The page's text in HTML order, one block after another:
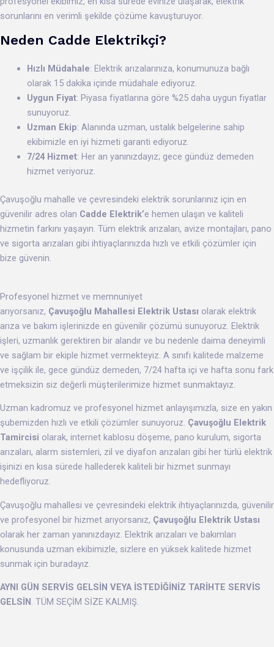
sorunlarını en verimli şekilde çözüme kavuşturuyor.
Neden Cadde Elektrikçi?
Hızlı Müdahale: Elektrik arızalarınıza, konumunuza bağlı
olarak 15 dakika içinde müdahale ediyoruz.
Uygun Fiyat: Piyasa fiyatlarına göre %25 daha uygun fiyatlar
sunuyoruz.
Uzman Ekip: Alanında uzman, ustalık belgelerine sahip
ekibimizle en iyi hizmeti garanti ediyoruz.
7/24 Hizmet: Her an yanınızdayız; gece gündüz demeden
hizmet veriyoruz.
Çavuşoğlu mahalle ve çevresindeki elektrik sorunlarınız için en
güvenilir adres olan Cadde Elektrik’e hemen ulaşın ve kaliteli
hizmetin farkını yaşayın. Tüm elektrik arızaları, avize montajları, pano
ve sigorta arızaları gibi ihtiyaçlarınızda hızlı ve etkili çözümler için
bize güvenin.
Profesyonel hizmet ve memnuniyet
arıyorsanız, Çavuşoğlu Mahallesi Elektrik Ustası olarak elektrik
arıza ve bakım işlerinizde en güvenilir çözümü sunuyoruz. Elektrik
işleri, uzmanlık gerektiren bir alandır ve bu nedenle daima deneyimli
ve sağlam bir ekiple hizmet vermekteyiz. A sınıfı kalitede malzeme
ve işçilik ile, gece gündüz demeden, 7/24 hafta içi ve hafta sonu fark
etmeksizin siz değerli müşterilerimize hizmet sunmaktayız.
Uzman kadromuz ve profesyonel hizmet anlayışımızla, size en yakın
şubemizden hızlı ve etkili çözümler sunuyoruz. Çavuşoğlu Elektrik
Tamircisi olarak, internet kablosu döşeme, pano kurulum, sigorta
arızaları, alarm sistemleri, zil ve diyafon arızaları gibi her türlü elektrik
işinizi en kısa sürede hallederek kaliteli bir hizmet sunmayı
hedefliyoruz.
Çavuşoğlu mahallesi ve çevresindeki elektrik ihtiyaçlarınızda, güvenilir
ve profesyonel bir hizmet arıyorsanız, Çavuşoğlu Elektrik Ustası
olarak her zaman yanınızdayız. Elektrik arızaları ve bakımları
konusunda uzman ekibimizle, sizlere en yüksek kalitede hizmet
sunmak için buradayız.
AYNI GÜN SERVİS GELSİN VEYA İSTEDİĞİNİZ TARİHTE SERVİS
GELSİN . TÜM SEÇİM SİZE KALMIŞ.